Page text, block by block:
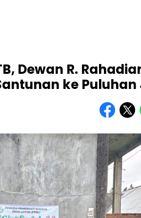
Dewan R.
ke